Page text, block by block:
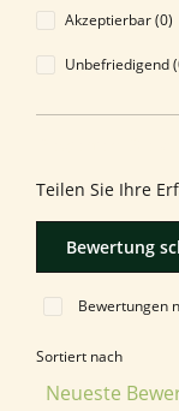
Akzeptierbar (0)
Unbefriedigend
Teilen Sie Ihre
Bewertung
Bewertungen
Sortiert nach